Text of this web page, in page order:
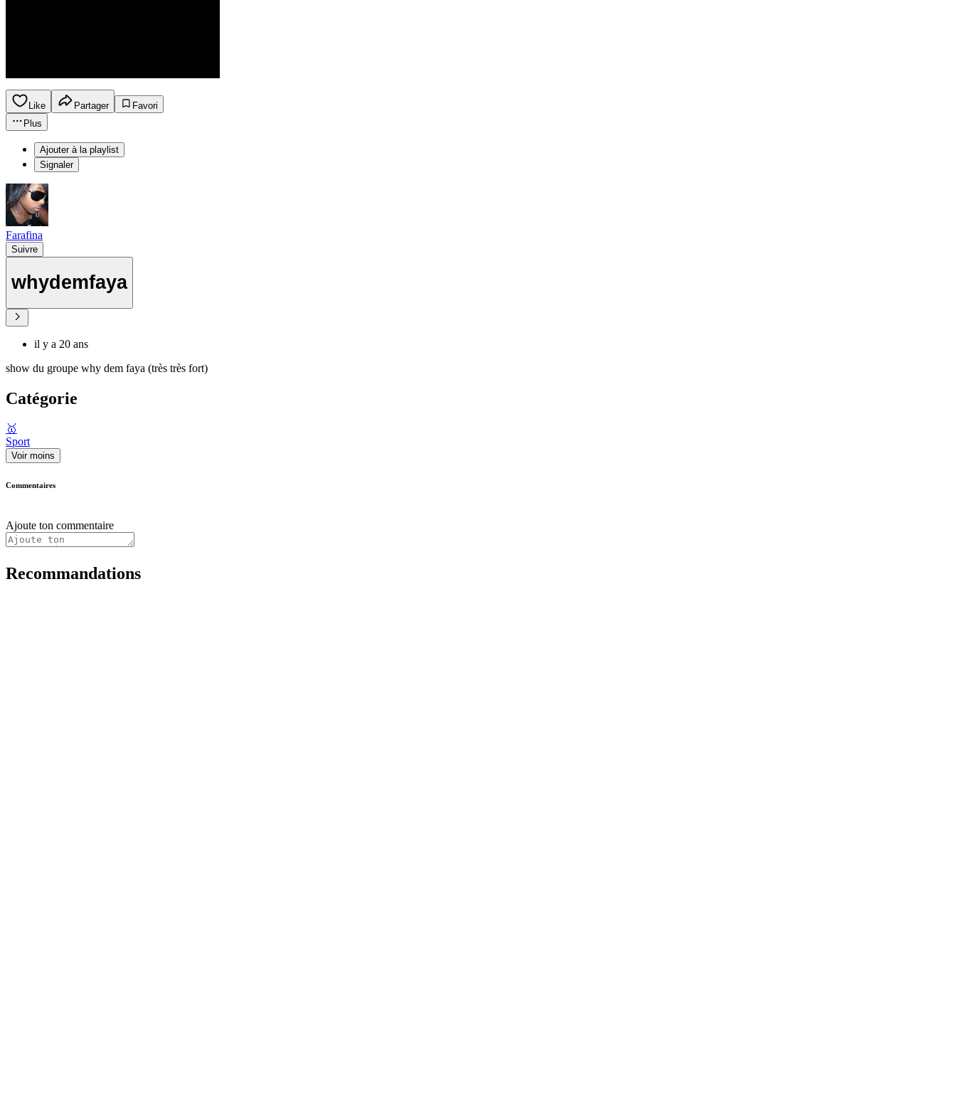
Like Partager
Favori
Plus
Ajouter à la playlist
Signaler
Farafina
Suivre
whydemfaya
il y a 20 ans
show du groupe why dem faya (très très fort)
Catégorie
🥇
Sport
Voir moins
Commentaires
Ajoute ton commentaire
Recommandations